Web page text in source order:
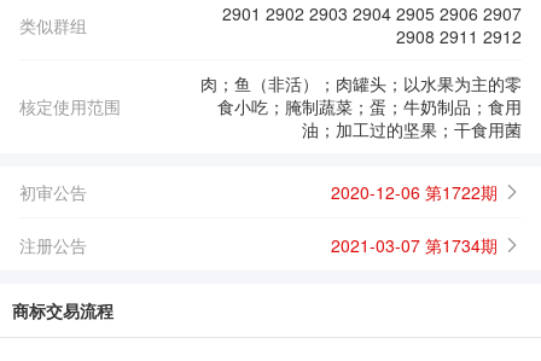
类似群组
2901 2902 2903 2904 2905 2906 2907
2908 2911 2912
核定使用范围
肉；鱼（非活）；肉罐头；以水果为主的零
食小吃；腌制蔬菜；蛋；牛奶制品；食用
油；加工过的坚果；干食用菌
初审公告 2020-12-06 第1722期
注册公告 2021-03-07 第1734期
商标交易流程